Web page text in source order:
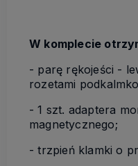
W komplecie
- parę rękojeści -
rozetami
- 1 szt. adaptera
magnetycznego;
- trzpień klamki o